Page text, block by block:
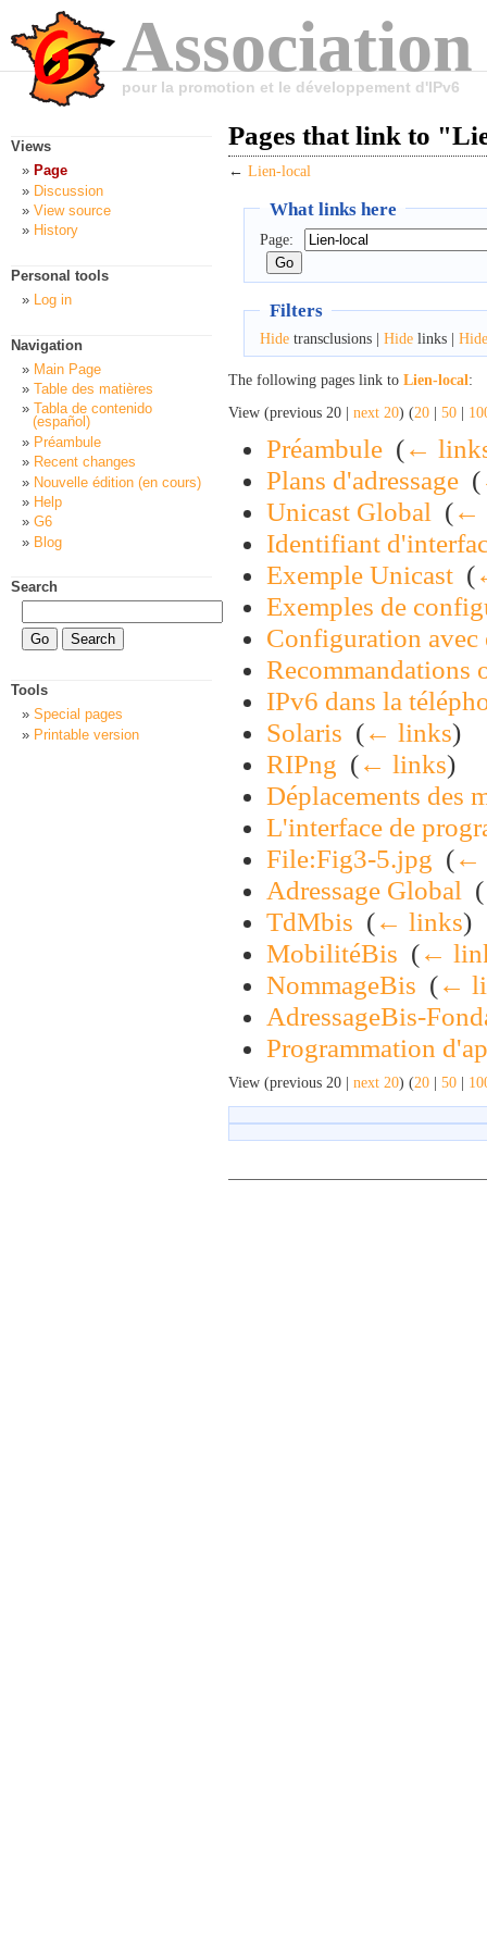
pour la promotion et le développement d'IPv6
Pages that link to
← Lien-local
What links here
Page:
Filters
Hidetransclusions | Hidelinks | Hide
The following pages link to Lien-local:
View (previous 20 | next 20) (20 | 50 |
Préambule (←
Plans d'adressage (
Unicast Global (←
Identifiant
Exemple Unicast (
Exemples de
Configuration avec
Recommandations
IPv6 dans la
Solaris (← links)
RIPng (← links)
Déplacements des
L'interface de
File:Fig3-5.jpg (←
Adressage Global (
TdMbis (← links)
MobilitéBis (←
NommageBis (←
AdressageBis-
Programmation
View (previous 20 | next 20) (20 | 50 |
Views
Page
Discussion
View source
History
Personal tools
Log in
Navigation
Main Page
Table des matières
Tabla de contenido
(español)
Préambule
Recent changes
Nouvelle édition (en cours)
Help
G6
Blog
Search
Tools
Special pages
Printable version